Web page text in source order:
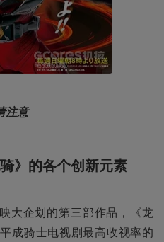
注意
》的各个创新元素
大企划的第三部作品，《龙
成骑士电视剧最高收视率的